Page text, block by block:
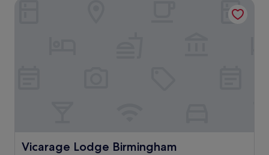
69 €
Vicarage Lodge Birmingham
Vicarage Lodge Birmingham